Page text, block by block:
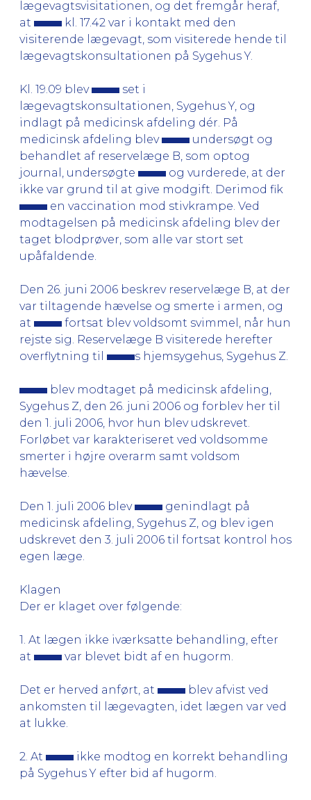
lægevagtsvisitationen, og det fremgår heraf,
at
kl. 17.42 var i kontakt med den
visiterende lægevagt, som visiterede hende til
lægevagtskonsultationen på Sygehus Y.
Kl. 19.09 blev
set i
lægevagtskonsultationen, Sygehus Y, og
indlagt på medicinsk afdeling dér. På
medicinsk afdeling blev
undersøgt og
behandlet af reservelæge B, som optog
journal, undersøgte
og vurderede, at der
ikke var grund til at give modgift. Derimod fik
en vaccination mod stivkrampe. Ved
modtagelsen på medicinsk afdeling blev der
taget blodprøver, som alle var stort set
upåfaldende.
Den 26. juni 2006 beskrev reservelæge B, at der
var tiltagende hævelse og smerte i armen, og
at
fortsat blev voldsomt svimmel, når hun
rejste sig. Reservelæge B visiterede herefter
overflytning til
s hjemsygehus, Sygehus Z.
blev modtaget på medicinsk afdeling,
Sygehus Z, den 26. juni 2006 og forblev her til
den 1. juli 2006, hvor hun blev udskrevet.
Forløbet var karakteriseret ved voldsomme
smerter i højre overarm samt voldsom
hævelse.
Den 1. juli 2006 blev
genindlagt på
medicinsk afdeling, Sygehus Z, og blev igen
udskrevet den 3. juli 2006 til fortsat kontrol hos
egen læge.
Klagen
Der er klaget over følgende:
1. At lægen ikke iværksatte behandling, efter
at
var blevet bidt af en hugorm.
Det er herved anført, at
blev afvist ved
ankomsten til lægevagten, idet lægen var ved
at lukke.
2. At
ikke modtog en korrekt behandling
på Sygehus Y efter bid af hugorm.